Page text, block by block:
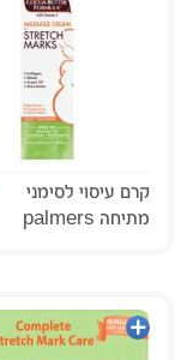
קרם עיסוי לסימני
מתיחה palmers
הוספה
לסל